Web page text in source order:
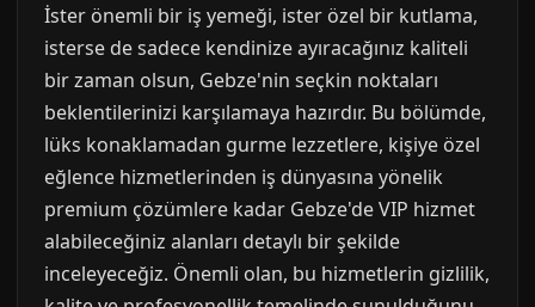
İster önemli bir iş yemeği, ister özel bir kutlama,
isterse de sadece kendinize ayıracağınız kaliteli
bir zaman olsun, Gebze'nin seçkin noktaları
beklentilerinizi karşılamaya hazırdır. Bu bölümde,
lüks konaklamadan gurme lezzetlere, kişiye özel
eğlence hizmetlerinden iş dünyasına yönelik
premium çözümlere kadar Gebze'de VIP hizmet
alabileceğiniz alanları detaylı bir şekilde
inceleyeceğiz. Önemli olan, bu hizmetlerin gizlilik,